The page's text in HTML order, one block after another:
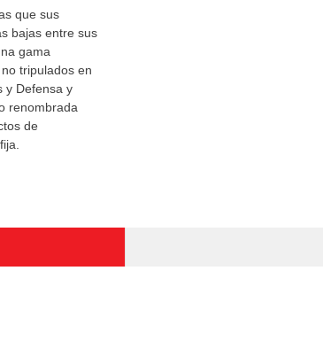
que sus
bajas entre sus
gama
tripulados en
y Defensa y
renombrada
de